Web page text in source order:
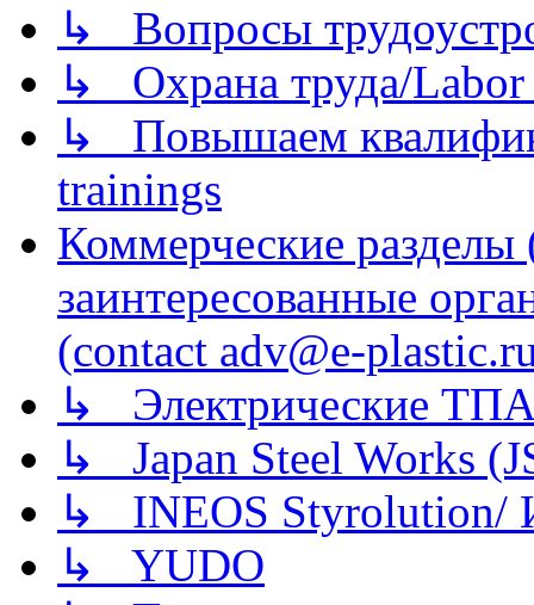
↳ Вопросы
↳ Охрана труда/Labor
↳ Повышаем
trainings
Коммерческие
заинтересованные
(contact adv@e-
↳ Электрические
↳ Japan Steel Works
↳ INEOS
↳ YUDO